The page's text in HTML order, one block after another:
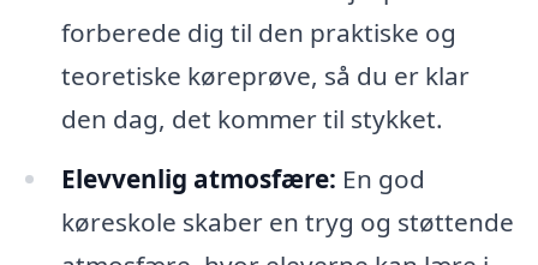
forberede dig til den praktiske og
teoretiske køreprøve, så du er klar
den dag, det kommer til stykket.
Elevvenlig atmosfære: En god
køreskole skaber en tryg og støttende